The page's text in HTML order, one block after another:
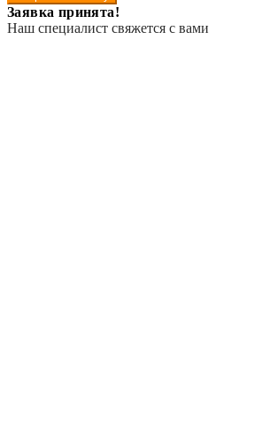
Заявка принята!
Наш специалист свяжется с вами